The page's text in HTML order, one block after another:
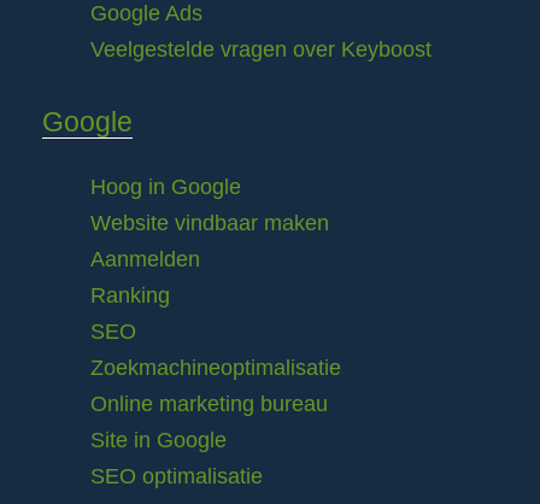
Google Ads
Veelgestelde vragen over Keyboost
Google
Hoog in Google
Website vindbaar maken
Aanmelden
Ranking
SEO
Zoekmachineoptimalisatie
Online marketing bureau
Site in Google
SEO optimalisatie